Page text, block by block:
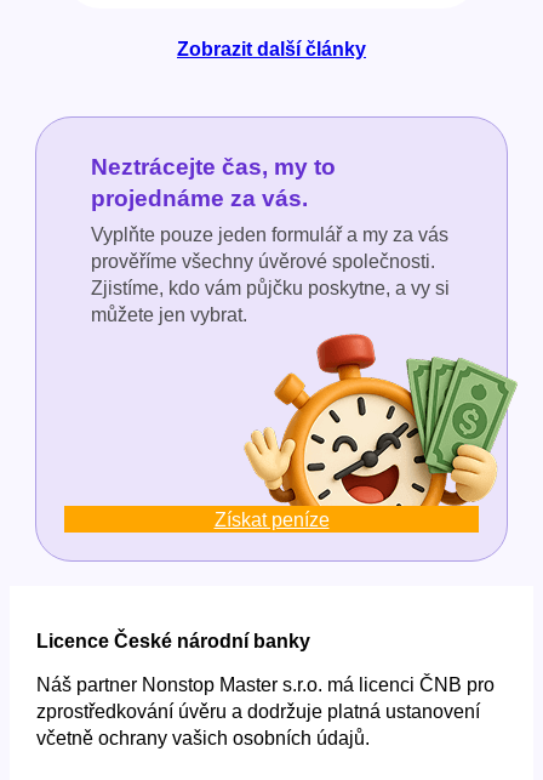
Zobrazit další články
Neztrácejte čas, my to
projednáme za vás.
Vyplňte pouze jeden formulář a my za vás
prověříme všechny úvěrové společnosti.
Zjistíme, kdo vám půjčku poskytne, a vy si
můžete jen vybrat.
Získat peníze
Licence České národní banky
Náš partner Nonstop Master s.r.o. má licenci ČNB pro
zprostředkování úvěru a dodržuje platná ustanovení
včetně ochrany vašich osobních údajů.